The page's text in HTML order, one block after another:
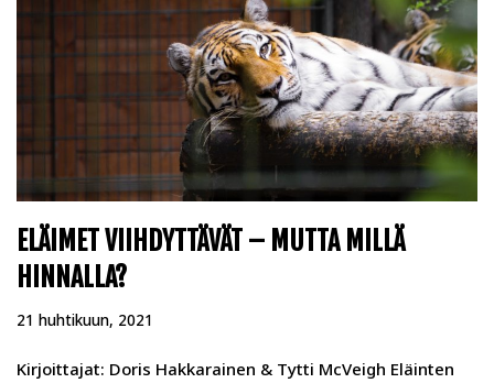
ELÄIMET VIIHDYTTÄVÄT – MUTTA MILLÄ
HINNALLA?
21 huhtikuun, 2021
Kirjoittajat: Doris Hakkarainen & Tytti McVeigh Eläinten